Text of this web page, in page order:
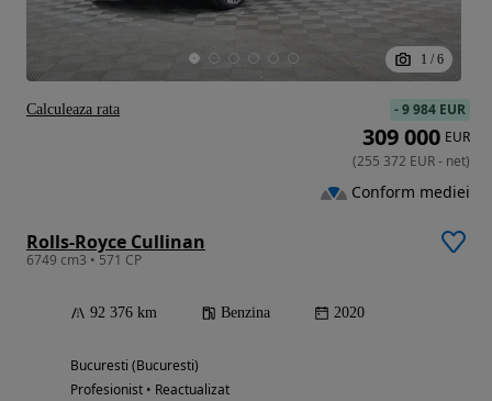
1 / 6
Rolls-Royce Cullinan
6749 cm3 • 571 CP
92 376 km Benzina 2020
Bucuresti (Bucuresti)
Profesionist • Reactualizat
-9 984 EUR
309 000 EUR
(255 372 EUR- net)
Conform mediei
Calculeaza rata